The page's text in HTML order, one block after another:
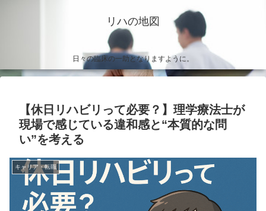
リハの地図
日々の臨床の一助となりますように。
【休日リハビリって必要？】理学療法士が
現場で感じている違和感と“本質的な問
い”を考える
キャリア・転職